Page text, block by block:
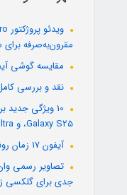
مقرون‌به‌صرفه
مقایسه گوشی آیفون 16 با
نقد و بررسی
،Galaxy S25 و Galaxy S25 Ultra
آیفون 17 زمان رونمایی و شایعات + تصاویر
جدی برای گلکسی